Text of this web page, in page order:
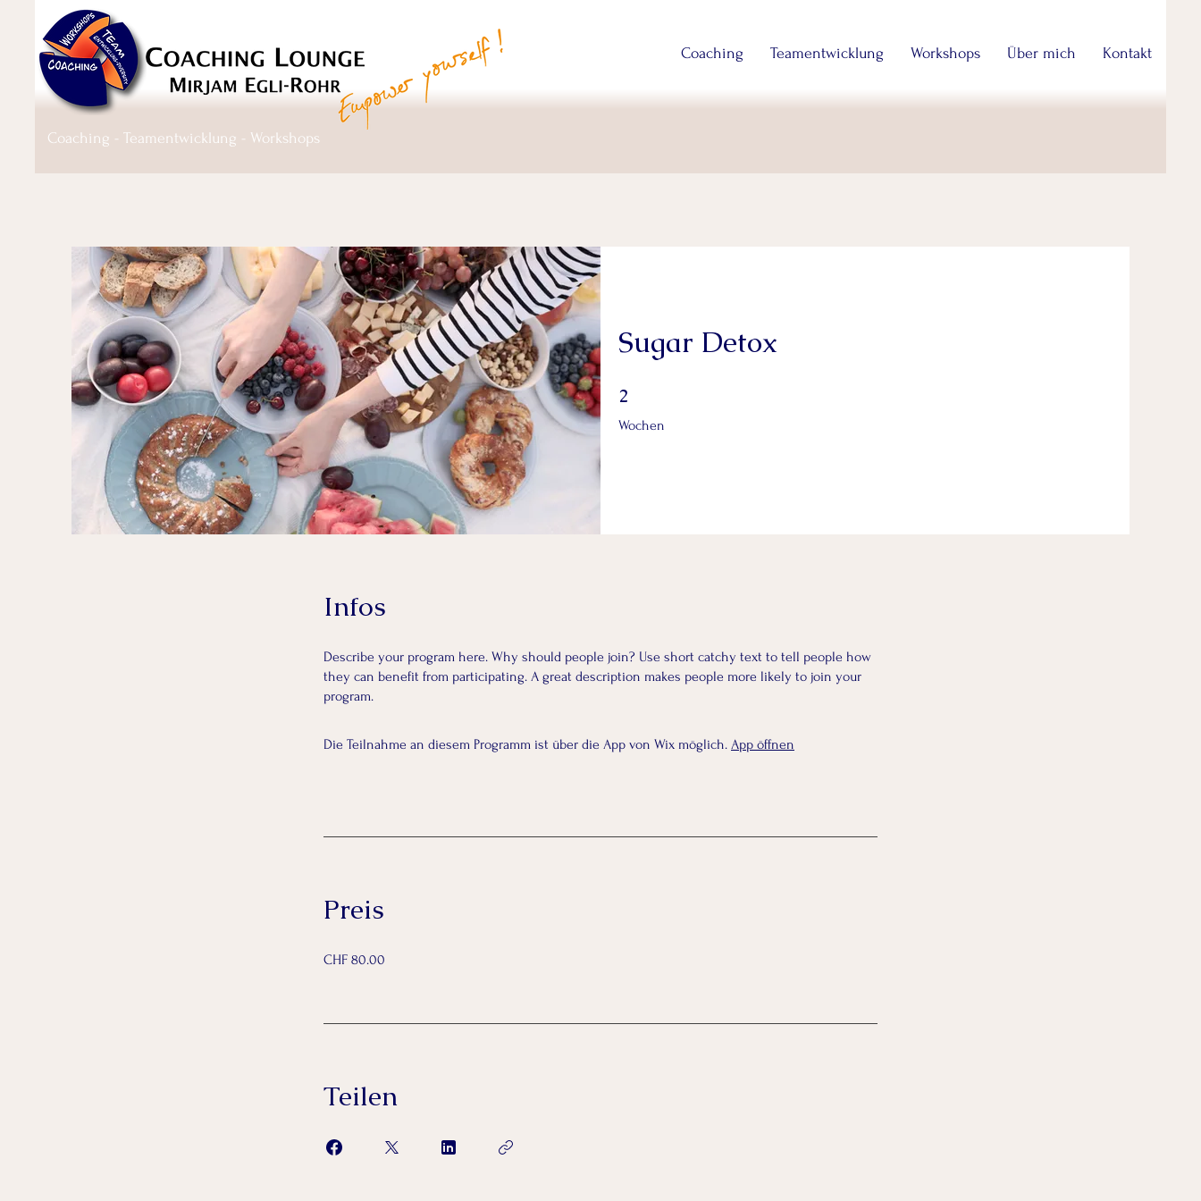
Coaching - Teamentwicklung - Workshops
Coaching Teamentwicklung Workshops Über mich Kontakt
Sugar Detox
2
Wochen
2 Wochen
Infos
Describe your program here. Why should people join? Use short catchy text to tell people how
they can benefit from participating. A great description makes people more likely to join your
program.
Die Teilnahme an diesem Programm ist über die App von Wix möglich. App öffnen
Preis
CHF 80.00
Teilen